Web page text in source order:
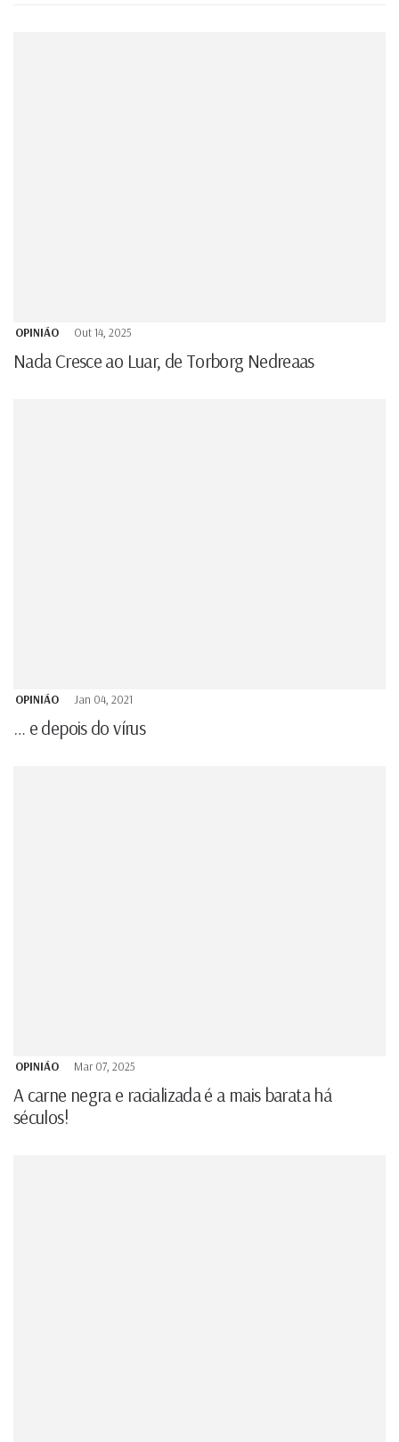
OPINIÃO Out 14, 2025
Nada Cresce ao Luar, de Torborg Nedreaas
OPINIÃO Jan 04, 2021
… e depois do vírus
OPINIÃO Mar 07, 2025
A carne negra e racializada é a mais barata há
séculos!